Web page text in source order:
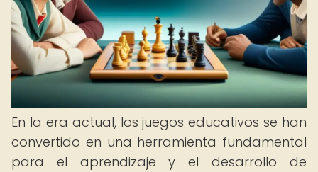
En la era actual, los juegos educativos se han
convertido en una herramienta fundamental
para el aprendizaje y el desarrollo de